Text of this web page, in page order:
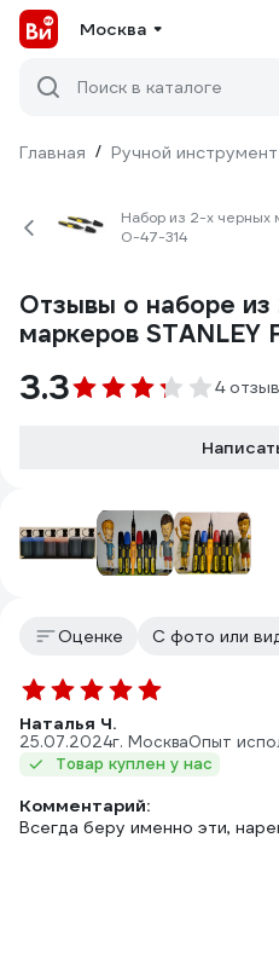
Москва
Поиск в каталоге
Главная / Ручной инструмент
Набор из 2-х черных
0-47-314
Отзывы о наборе из
маркеров
3.3 4
Оценке С фото или
Наталья Ч.
25.07.2024г. МоскваОпыт
Товар куплен у нас
Комментарий:
Всегда беру именно эти,